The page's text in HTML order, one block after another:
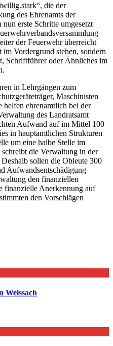
die der
des Ehrenamts der
erste Schritte umgesetzt
der Feuerwehr überreicht
Vordergrund stehen, sondern
Schriftführer oder Ähnliches im
in Lehrgängen zum
Maschinisten
helfen ehrenamtlich bei der
des Landratsamt
Aufwand auf im Mittel 100
in hauptamtlichen Strukturen
um eine halbe Stelle im
schreibt die Verwaltung in der
sollen die Obleute 300
Aufwandsentschädigung
den finanziellen
finanzielle Anerkennung auf
den Vorschlägen
Weissach